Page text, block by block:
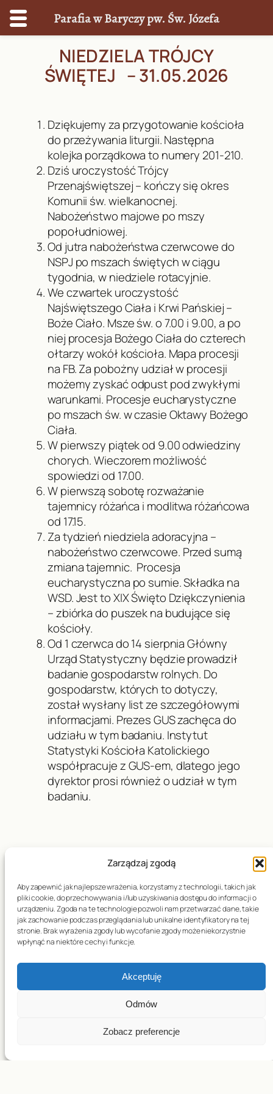
Zarządzaj zgodą
Aby zapewnić jak najlepsze wrażenia, korzystamy z technologii, takich jak
pliki cookie, do przechowywania i/lub uzyskiwania dostępu do informacji o
urządzeniu. Zgoda na te technologie pozwoli nam przetwarzać dane, takie
jak zachowanie podczas przeglądania lub unikalne identyfikatory na tej
stronie. Brak wyrażenia zgody lub wycofanie zgody może niekorzystnie
wpłynąć na niektóre cechy i funkcje.
Akceptuję
Odmów
Zobacz preferencje
NIEDZIELA TRÓJCY
ŚWIĘTEJ – 31.05.2026
Dziękujemy za przygotowanie kościoła
do przeżywania liturgii. Następna
kolejka porządkowa to numery 201-210.
Dziś uroczystość Trójcy
Przenajświętszej – kończy się okres
Komunii św. wielkanocnej.
Nabożeństwo majowe po mszy
popołudniowej.
Od jutra nabożeństwa czerwcowe do
NSPJ po mszach świętych w ciągu
tygodnia, w niedziele rotacyjnie.
We czwartek uroczystość
Najświętszego Ciała i Krwi Pańskiej –
Boże Ciało. Msze św. o 7.00 i 9.00, a po
niej procesja Bożego Ciała do czterech
ołtarzy wokół kościoła. Mapa procesji
na FB. Za pobożny udział w procesji
możemy zyskać odpust pod zwykłymi
warunkami. Procesje eucharystyczne
po mszach św. w czasie Oktawy Bożego
Ciała.
W pierwszy piątek od 9.00 odwiedziny
chorych. Wieczorem możliwość
spowiedzi od 17.00.
W pierwszą sobotę rozważanie
tajemnicy różańca i modlitwa różańcowa
od 17.15.
Za tydzień niedziela adoracyjna –
nabożeństwo czerwcowe. Przed sumą
zmiana tajemnic. Procesja
eucharystyczna po sumie. Składka na
WSD. Jest to XIX Święto Dziękczynienia
– zbiórka do puszek na budujące się
kościoły.
Od 1 czerwca do 14 sierpnia Główny
Urząd Statystyczny będzie prowadził
badanie gospodarstw rolnych. Do
gospodarstw, których to dotyczy,
został wysłany list ze szczegółowymi
informacjami. Prezes GUS zachęca do
udziału w tym badaniu. Instytut
Statystyki Kościoła Katolickiego
współpracuje z GUS-em, dlatego jego
dyrektor prosi również o udział w tym
badaniu.
← ZESŁANIE DUCHA
X NIEDZIELA
7.06.2026 →
Parafia w Baryczy pw. Św. Józefa